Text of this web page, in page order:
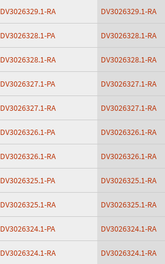
DV3026329.1-RA DV3026329.1-RA
DV3026328.1-PA DV3026328.1-RA
DV3026328.1-RA DV3026328.1-RA
DV3026327.1-PA DV3026327.1-RA
DV3026327.1-RA DV3026327.1-RA
DV3026326.1-PA DV3026326.1-RA
DV3026326.1-RA DV3026326.1-RA
DV3026325.1-PA DV3026325.1-RA
DV3026325.1-RA DV3026325.1-RA
DV3026324.1-PA DV3026324.1-RA
DV3026324.1-RA DV3026324.1-RA